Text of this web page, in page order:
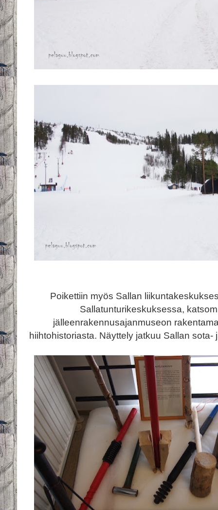
Poikettiin myös Sallan
Sallatunturikeskuksessa,
jälleenrakennusajanmuseon
hiihtohistoriasta. Näyttely jatkuu Sallan